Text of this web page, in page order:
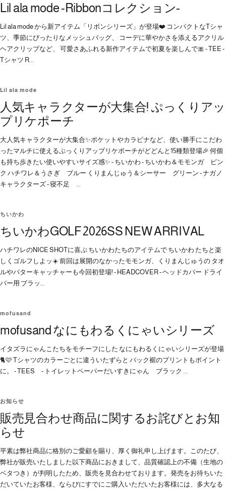
Lil ala mode -Ribbonコレクション-
Lil ala mode から新アイテム「リボンシリーズ」が登場❤️ コンパクトなTシャ
ツ、季節にぴったりなメッシュバッグ、 コーデに華やかさを添えるアクリル
ヘアクリップなど、 可愛さあふれる新作アイテムで初夏を楽しんで🎀 - TEE -
Tシャツ R...
Lil ala mode
人気キャラクターが大集合! ぷっくりアッ
プリケポーチ
大人気キャラクターが大集合✨ポケットやカラビナなど、使い勝手にこだわ
ったマルチに使えるぷっくりアップリケポーチがどどんと15種類登場🎉 何個
も持ち歩きたい使いやすいサイズ感✨ - ちいかわ - ちいかわ＆モモンガ ピン
ク ハチワレ＆うさぎ ブルー くりまんじゅう＆シーサー グリーン - ナガノ
キャラクターズ - 寝不足 ...
ちいかわ
ちいかわGOLF 2026SS NEW ARRIVAL
ハチワレのNICE SHOTに喜ぶ ちいかわたちのアイテムで ちいかわ たちと楽
しくゴルフしよッ☀️ 前回は展開のなかったモモンガ、くりまんじゅうの タオ
ルやパターキャッチャーも今回初登場! - HEADCOVER - ヘッドカバー ドライ
バー用 ブラッ...
mofusand
mofusand なにもわるくにゃいシリーズ
イタズラにゃんこたちをモチーフにした なにもわるくにゃいシリーズが登場
🐈🩷 Tシャツのカラーごとに違ういたずらと バック裾のプリントもポイント
に。 - TEES - トイレットペーパーだいすきにゃん ブラック ...
お知らせ
販売見合わせ商品に関するお詫びとお知
らせ
平素は弊社商品に格別のご愛顧を賜り、厚く御礼申し上げます。このたび、
弊社が販売いたしました以下商品におきまして、品質確認上の不備（生地の
ベタつき）が判明したため、販売を見合わせております。発売をお待ちいた
だいていたお客様、ならびにすでにご購入いただいたお客様には、多大なる